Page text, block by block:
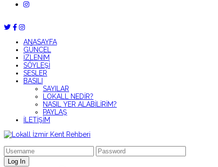
ANASAYFA
GÜNCEL
İZLENİM
SÖYLEŞİ
SESLER
BASILI
SAYILAR
LOKALL NEDİR?
NASIL YER ALABİLİRİM?
PAYLAŞ
İLETİŞİM